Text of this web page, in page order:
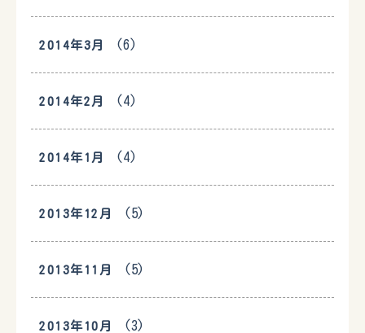
2014年3月 (6)
2014年2月 (4)
2014年1月 (4)
2013年12月 (5)
2013年11月 (5)
2013年10月 (3)